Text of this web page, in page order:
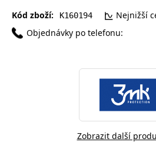
Kód zboží: K160194
Nejnižší
Objednávky po telefonu:
Zobrazit další